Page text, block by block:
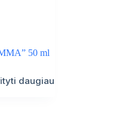
50 ml
daugiau